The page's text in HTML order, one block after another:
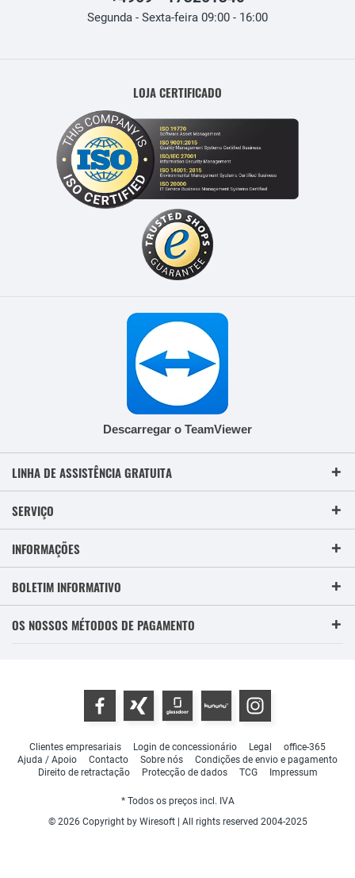
Segunda - Sexta-feira 09:00 - 16:00
LOJA CERTIFICADO
Descarregar o TeamViewer
LINHA DE ASSISTÊNCIA GRATUITA
SERVIÇO
INFORMAÇÕES
BOLETIM INFORMATIVO
OS NOSSOS MÉTODOS DE PAGAMENTO
Clientes empresariais Login de concessionário Legal
office-365
Ajuda / Apoio
Contacto Sobre nós
Condições de envio e pagamento
Direito de retractação
Protecção de dados TCG Impressum
* Todos os preços incl. IVA
© 2026 Copyright by Wiresoft | All rights reserved 2004-2025